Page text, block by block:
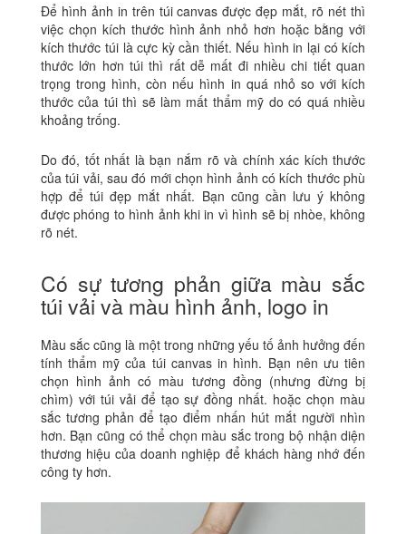
Để hình ảnh in trên túi canvas được đẹp mắt, rõ nét thì
việc chọn kích thước hình ảnh nhỏ hơn hoặc bằng với
kích thước túi là cực kỳ cần thiết. Nếu hình in lại có kích
thước lớn hơn túi thì rất dễ mất đi nhiều chi tiết quan
trọng trong hình, còn nếu hình in quá nhỏ so với kích
thước của túi thì sẽ làm mất thẩm mỹ do có quá nhiều
khoảng trống.
Do đó, tốt nhất là bạn nắm rõ và chính xác kích thước
của túi vải, sau đó mới chọn hình ảnh có kích thước phù
hợp để túi đẹp mắt nhất. Bạn cũng cần lưu ý không
được phóng to hình ảnh khi in vì hình sẽ bị nhòe, không
rõ nét.
Có sự tương phản giữa màu sắc
túi vải và màu hình ảnh, logo in
Màu sắc cũng là một trong những yếu tố ảnh hưởng đến
tính thẩm mỹ của túi canvas in hình. Bạn nên ưu tiên
chọn hình ảnh có màu tương đồng (nhưng đừng bị
chìm) với túi vải để tạo sự đồng nhất. hoặc chọn màu
sắc tương phản để tạo điểm nhấn hút mắt người nhìn
hơn. Bạn cũng có thể chọn màu sắc trong bộ nhận diện
thương hiệu của doanh nghiệp để khách hàng nhớ đến
công ty hơn.